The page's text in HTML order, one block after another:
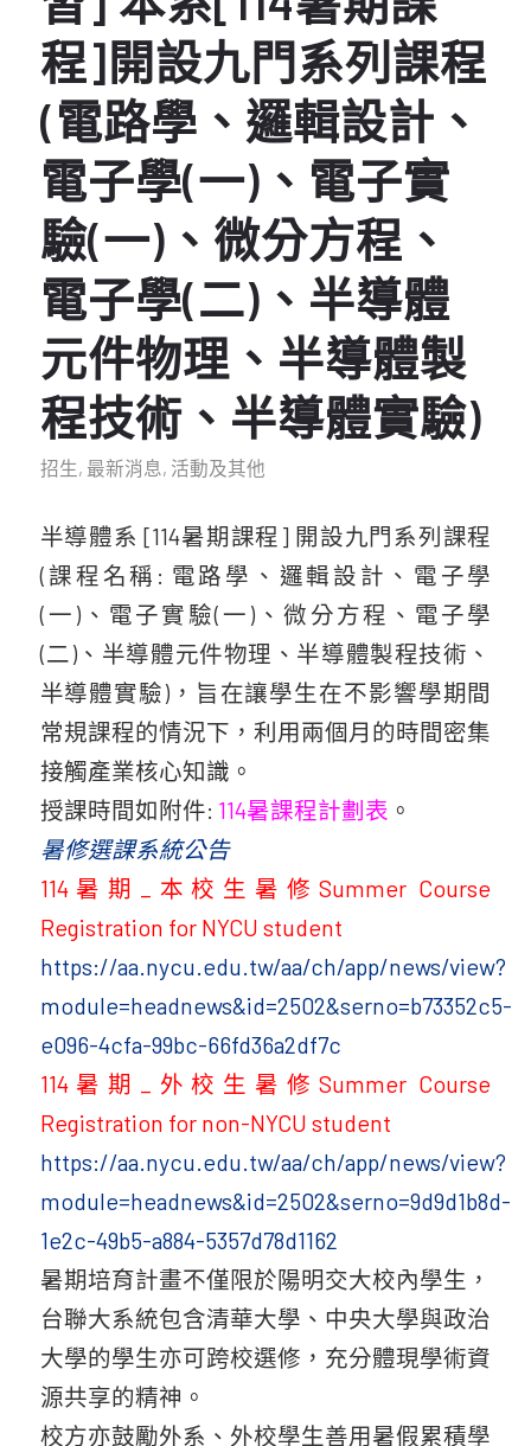
程]開設九門系列課程
(電路學、邏輯設計、
電子學(一)、電子實
驗(一)、微分方程、
電子學(二)、半導體
元件物理、半導體製
程技術、半導體實驗)
招生, 最新消息, 活動及其他
半導體系 [114暑期課程] 開設九門系列課程
(課程名稱: 電路學、邏輯設計、電子學
(一)、電子實驗(一)、微分方程、電子學
(二)、半導體元件物理、半導體製程技術、
半導體實驗)，旨在讓學生在不影響學期間
常規課程的情況下，利用兩個月的時間密集
接觸產業核心知識。
授課時間如附件: 114暑課程計劃表 。
暑修選課系統公告
114暑期_本校生暑修Summer Course
Registration for NYCU student
https://aa.nycu.edu.tw/aa/ch/app/news/view?
module=headnews&id=2502&serno=b73352c5-
e096-4cfa-99bc-66fd36a2df7c
114暑期_外校生暑修Summer Course
Registration for non-NYCU student
https://aa.nycu.edu.tw/aa/ch/app/news/view?
module=headnews&id=2502&serno=9d9d1b8d-
1e2c-49b5-a884-5357d78d1162
暑期培育計畫不僅限於陽明交大校內學生，
台聯大系統包含清華大學、中央大學與政治
大學的學生亦可跨校選修，充分體現學術資
源共享的精神。
校方亦鼓勵外系、外校學生善用暑假累積學